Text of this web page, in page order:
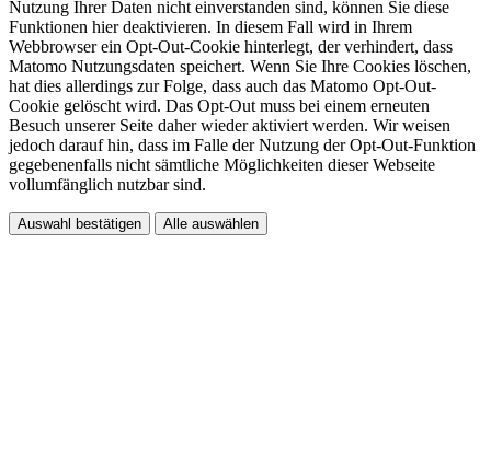
Nutzung Ihrer Daten nicht einverstanden sind, können Sie diese
Funktionen hier deaktivieren. In diesem Fall wird in Ihrem
Webbrowser ein Opt-Out-Cookie hinterlegt, der verhindert, dass
Matomo Nutzungsdaten speichert. Wenn Sie Ihre Cookies löschen,
hat dies allerdings zur Folge, dass auch das Matomo Opt-Out-
Cookie gelöscht wird. Das Opt-Out muss bei einem erneuten
Besuch unserer Seite daher wieder aktiviert werden. Wir weisen
jedoch darauf hin, dass im Falle der Nutzung der Opt-Out-Funktion
gegebenenfalls nicht sämtliche Möglichkeiten dieser Webseite
vollumfänglich nutzbar sind.
Auswahl bestätigen Alle auswählen